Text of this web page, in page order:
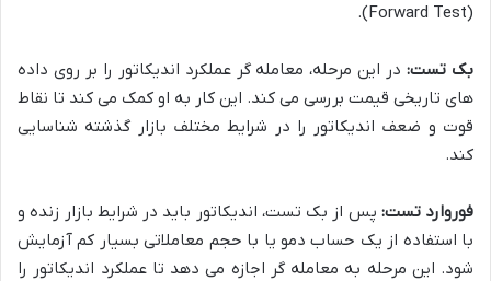
(Forward Test).
بک تست:در این مرحله، معامله گر عملکرد اندیکاتور را بر روی داده
های تاریخی قیمت بررسی می کند. این کار به او کمک می کند تا نقاط
قوت و ضعف اندیکاتور را در شرایط مختلف بازار گذشته شناسایی
کند.
فوروارد تست: پس از بک تست، اندیکاتور باید در شرایط بازار زنده و
با استفاده از یک حساب دمو یا با حجم معاملاتی بسیار کم آزمایش
شود. این مرحله به معامله گر اجازه می دهد تا عملکرد اندیکاتور را